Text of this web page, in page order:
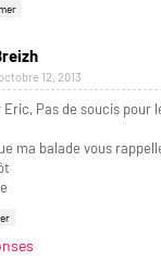
12, 2013
Eric, Pas de soucis pour
ma balade vous